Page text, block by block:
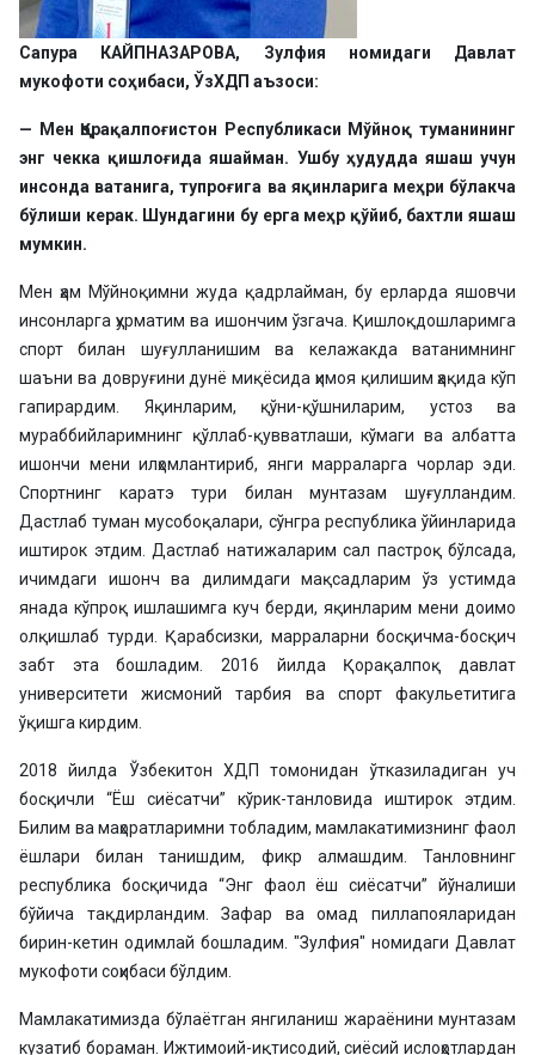
Сапура КАЙПНАЗАРОВА, Зулфия номидаги Давлат
мукофоти соҳибаси, ЎзХДП аъзоси:
— Мен Қорақалпоғистон Республикаси Мўйноқ туманининг
энг чекка қишлоғида яшайман. Ушбу ҳудудда яшаш учун
инсонда ватанига, тупроғига ва яқинларига меҳри бўлакча
бўлиши керак. Шундагини бу ерга меҳр қўйиб, бахтли яшаш
мумкин.
Мен ҳам Мўйноқимни жуда қадрлайман, бу ерларда яшовчи
инсонларга ҳурматим ва ишончим ўзгача. Қишлоқдошларимга
спорт билан шуғулланишим ва келажакда ватанимнинг
шаъни ва довруғини дунё миқёсида ҳимоя қилишим ҳақида кўп
гапирардим. Яқинларим, қўни-қўшниларим, устоз ва
мураббийларимнинг қўллаб-қувватлаши, кўмаги ва албатта
ишончи мени илҳомлантириб, янги марраларга чорлар эди.
Спортнинг каратэ тури билан мунтазам шуғулландим.
Дастлаб туман мусобоқалари, сўнгра республика ўйинларида
иштирок этдим. Дастлаб натижаларим сал пастроқ бўлсада,
ичимдаги ишонч ва дилимдаги мақсадларим ўз устимда
янада кўпроқ ишлашимга куч берди, яқинларим мени доимо
олқишлаб турди. Қарабсизки, марраларни босқичма-босқич
забт эта бошладим. 2016 йилда Қорақалпоқ давлат
университети жисмоний тарбия ва спорт факульетитига
ўқишга кирдим.
2018 йилда Ўзбекитон ХДП томонидан ўтказиладиган уч
босқичли “Ёш сиёсатчи” кўрик-танловида иштирок этдим.
Билим ва маҳоратларимни тобладим, мамлакатимизнинг фаол
ёшлари билан танишдим, фикр алмашдим. Танловнинг
республика босқичида “Энг фаол ёш сиёсатчи” йўналиши
бўйича тақдирландим. Зафар ва омад пиллапояларидан
бирин-кетин одимлай бошладим. "Зулфия" номидаги Давлат
мукофоти соҳибаси бўлдим.
Мамлакатимизда бўлаётган янгиланиш жараёнини мунтазам
кузатиб бораман. Ижтимоий-иқтисодий, сиёсий ислоҳотлардан